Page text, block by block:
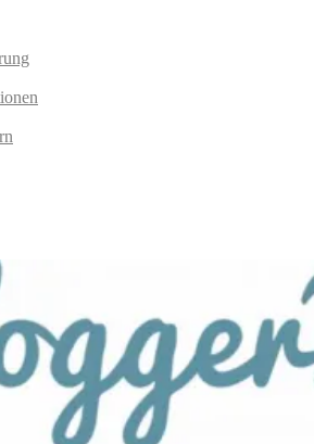
mit drei Kindern mit Produkttests und